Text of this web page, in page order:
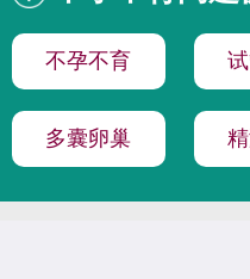
不孕不育
多囊卵巢